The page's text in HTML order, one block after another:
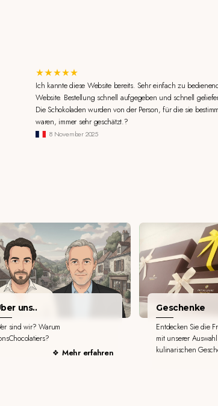
Ich kannte diese Website bereits. Sehr einfach zu
Website. Bestellung schnell aufgegeben und schnell
Die Schokoladen wurden von der Person, für die sie
waren, immer sehr geschätzt.?
8 November 2025
uns..
sind wir? Warum
Mehr erfahren
Geschenke
Entdecken Sie die
mit unserer
kulinarischen